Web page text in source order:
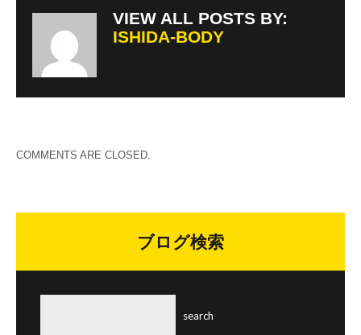
VIEW ALL POSTS BY:
ISHIDA-BODY
COMMENTS ARE CLOSED.
ブログ検索